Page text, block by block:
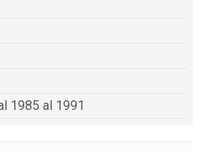
dal 1985 al 1991